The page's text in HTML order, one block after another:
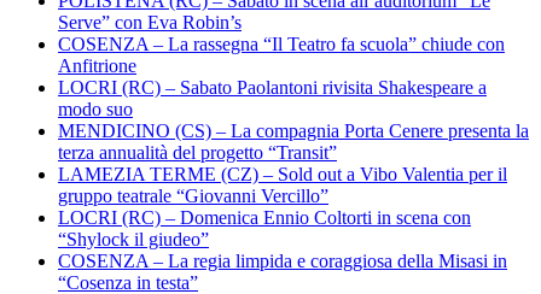
Serve” con Eva Robin’s
COSENZA – La rassegna “Il Teatro fa scuola” chiude con
Anfitrione
LOCRI (RC) – Sabato Paolantoni rivisita Shakespeare a
modo suo
MENDICINO (CS) – La compagnia Porta Cenere presenta la
terza annualità del progetto “Transit”
LAMEZIA TERME (CZ) – Sold out a Vibo Valentia per il
gruppo teatrale “Giovanni Vercillo”
LOCRI (RC) – Domenica Ennio Coltorti in scena con
“Shylock il giudeo”
COSENZA – La regia limpida e coraggiosa della Misasi in
“Cosenza in testa”